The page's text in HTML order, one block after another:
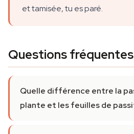
et tamisée, tu es paré.
Questions fréquentes
Quelle différence entre la
plante et les feuilles de